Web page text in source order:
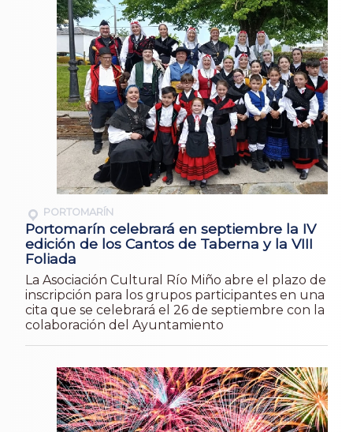
PORTOMARÍN
Portomarín celebrará en septiembre la IV
edición de los Cantos de Taberna y la VIII
Foliada
La Asociación Cultural Río Miño abre el plazo de
inscripción para los grupos participantes en una
cita que se celebrará el 26 de septiembre con la
colaboración del Ayuntamiento